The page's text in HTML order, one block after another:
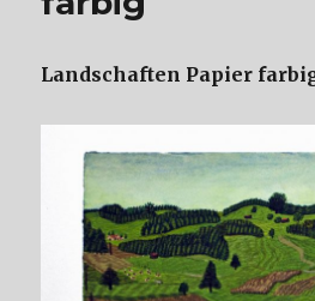
Landschaften Papier